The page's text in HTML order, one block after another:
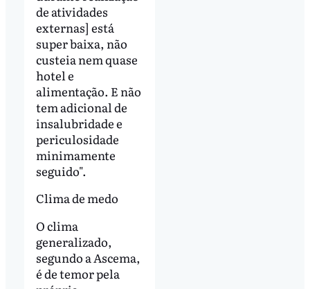
de atividades
externas] está
super baixa, não
custeia nem quase
hotel e
alimentação. E não
tem adicional de
insalubridade e
periculosidade
minimamente
seguido".
Clima de medo
O clima
generalizado,
segundo a Ascema,
é de temor pela